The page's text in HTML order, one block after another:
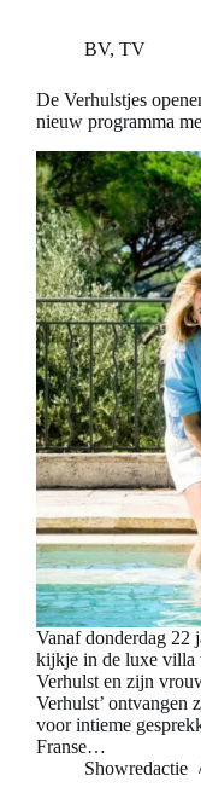
BV, TV
De Verhulstjes
nieuw programma
Vanaf donderdag 22
kijkje in de luxe villa
Verhulst en zijn
Verhulst’ ontvangen
voor intieme
Franse…
Showredactie